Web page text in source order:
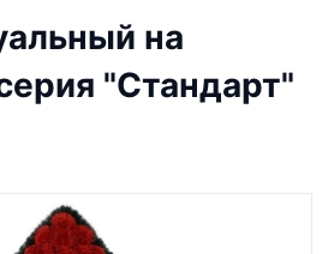
на
"Стандарт"